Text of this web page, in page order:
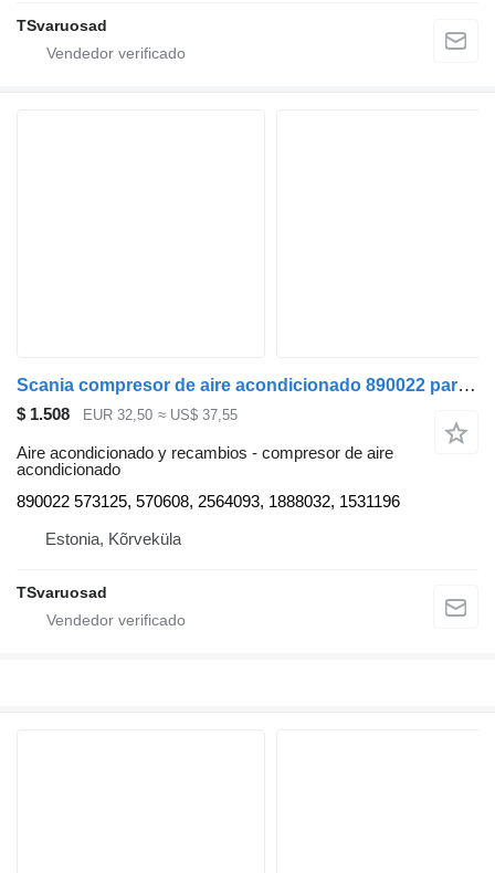
TSvaruosad
Scania compresor de aire acondicionado 890022 para Scania R440 cabeza tractora
$ 1.508 EUR 32,50 ≈ US$ 37,55
Aire acondicionado y recambios - compresor de aire
acondicionado
890022 573125, 570608, 2564093, 1888032, 1531196
Estonia, Kõrveküla
TSvaruosad